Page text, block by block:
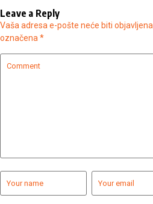
Leave a Reply
Vaša adresa e-pošte neće biti objavljena.
označena *